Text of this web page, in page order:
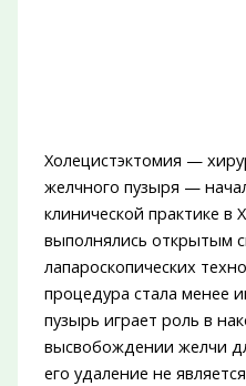
Холецистэктомия —
желчного пузыря —
клинической практике в
выполнялись открытым
лапароскопических
процедура стала менее
пузырь играет роль в
высвобождении желчи
его удаление не